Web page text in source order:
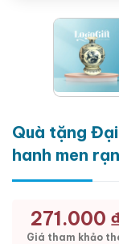
Quà tặng
hanh men
271.000
Giá tham khảo